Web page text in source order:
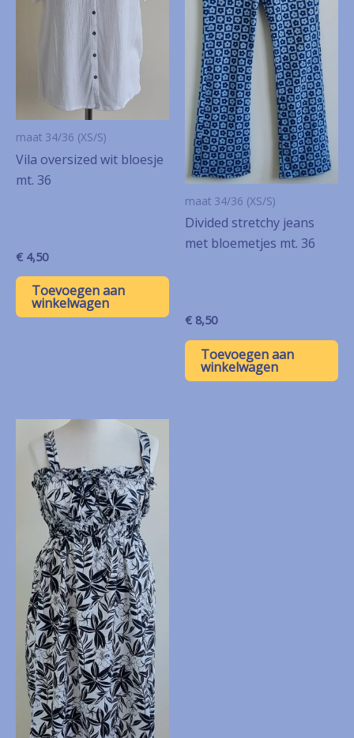
maat 34/36 (XS/S)
Vila oversized wit bloesje
mt. 36
€ 4,50
Toevoegen aan
winkelwagen
maat 34/36 (XS/S)
Divided stretchy jeans
met bloemetjes mt. 36
€ 8,50
Toevoegen aan
winkelwagen